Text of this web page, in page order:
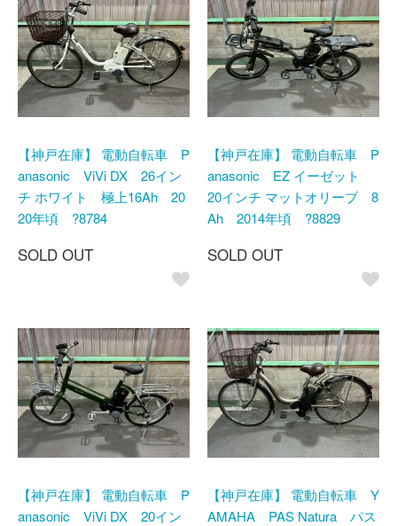
【神戸在庫】 電動自転車 P
anasonic ViVi DX 26イン
チ ホワイト 極上16Ah 20
20年頃 ?8784
SOLD OUT
【神戸在庫】 電動自転車 P
anasonic EZ イーゼット
20インチ マットオリーブ 8
Ah 2014年頃 ?8829
SOLD OUT
【神戸在庫】 電動自転車 P
anasonic ViVi DX 20イン
【神戸在庫】 電動自転車 Y
AMAHA PAS Natura パス